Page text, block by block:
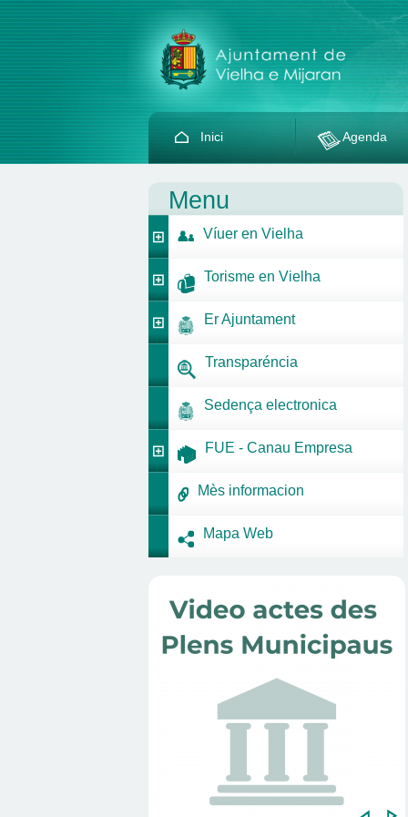
Inici Agenda
Menu
Víuer en Vielha
Torisme en Vielha
Er Ajuntament
Transparéncia
Sedença electronica
FUE - Canau Empresa
Mès informacion
Mapa Web